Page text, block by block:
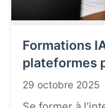
Formations
plateformes
29 octobre 2025